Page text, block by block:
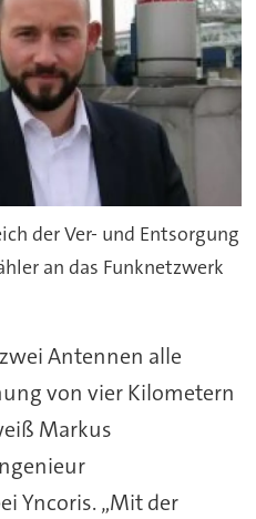
der Ver- und Entsorgung
an das Funknetzwerk
Antennen alle
von vier Kilometern
Markus
Yncoris. „Mit der